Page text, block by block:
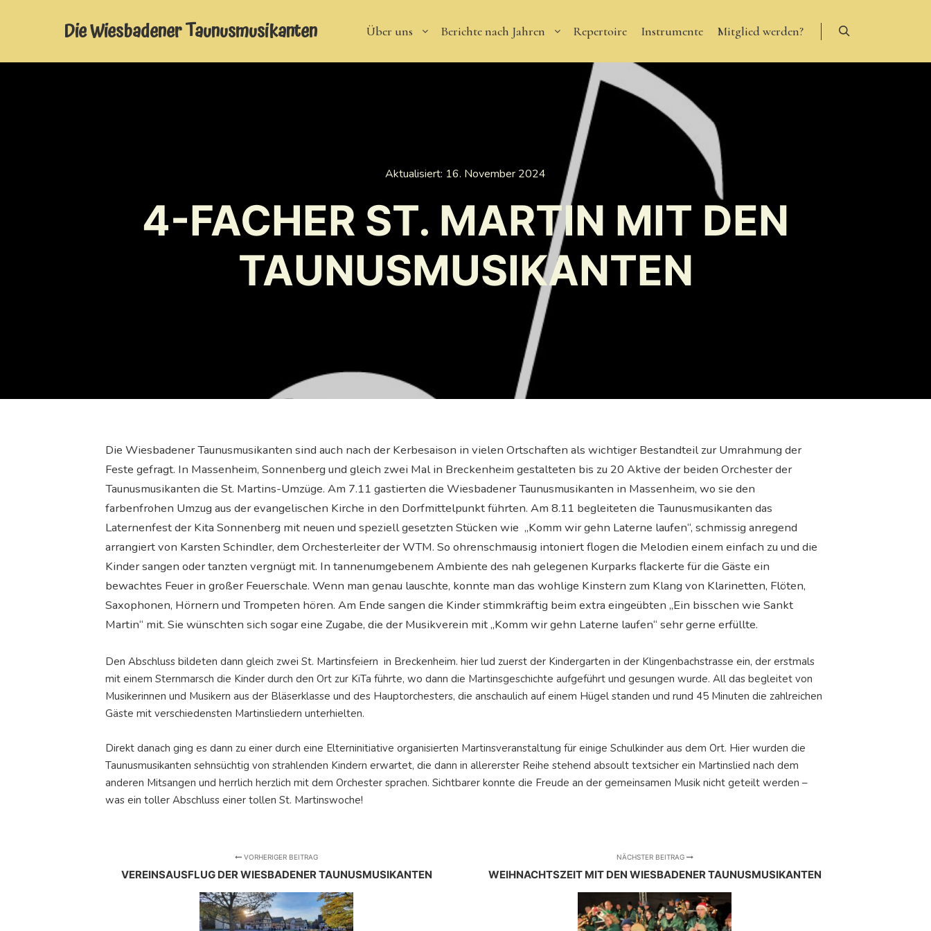
Die Wiesbadener Taunusmusikanten Über uns Berichte nach Jahren Repertoire Instrumente Mitglied werden?
Aktualisiert: 16. November 2024
4-FACHER ST. MARTIN MIT DEN
TAUNUSMUSIKANTEN
Die Wiesbadener Taunusmusikanten sind auch nach der Kerbesaison in vielen Ortschaften als wichtiger Bestandteil zur Umrahmung der
Feste gefragt. In Massenheim, Sonnenberg und gleich zwei Mal in Breckenheim gestalteten bis zu 20 Aktive der beiden Orchester der
Taunusmusikanten die St. Martins-Umzüge. Am 7.11 gastierten die Wiesbadener Taunusmusikanten in Massenheim, wo sie den
farbenfrohen Umzug aus der evangelischen Kirche in den Dorfmittelpunkt führten. Am 8.11 begleiteten die Taunusmusikanten das
Laternenfest der Kita Sonnenberg mit neuen und speziell gesetzten Stücken wie „Komm wir gehn Laterne laufen“, schmissig anregend
arrangiert von Karsten Schindler, dem Orchesterleiter der WTM. So ohrenschmausig intoniert flogen die Melodien einem einfach zu und die
Kinder sangen oder tanzten vergnügt mit. In tannenumgebenem Ambiente des nah gelegenen Kurparks flackerte für die Gäste ein
bewachtes Feuer in großer Feuerschale. Wenn man genau lauschte, konnte man das wohlige Kinstern zum Klang von Klarinetten, Flöten,
Saxophonen, Hörnern und Trompeten hören. Am Ende sangen die Kinder stimmkräftig beim extra eingeübten „Ein bisschen wie Sankt
Martin“ mit. Sie wünschten sich sogar eine Zugabe, die der Musikverein mit „Komm wir gehn Laterne laufen“ sehr gerne erfüllte.
Den Abschluss bildeten dann gleich zwei St. Martinsfeiern in Breckenheim. hier lud zuerst der Kindergarten in der Klingenbachstrasse ein, der erstmals
mit einem Sternmarsch die Kinder durch den Ort zur KiTa führte, wo dann die Martinsgeschichte aufgeführt und gesungen wurde. All das begleitet von
Musikerinnen und Musikern aus der Bläserklasse und des Hauptorchesters, die anschaulich auf einem Hügel standen und rund 45 Minuten die zahlreichen
Gäste mit verschiedensten Martinsliedern unterhielten.
Direkt danach ging es dann zu einer durch eine Elterninitiative organisierten Martinsveranstaltung für einige Schulkinder aus dem Ort. Hier wurden die
Taunusmusikanten sehnsüchtig von strahlenden Kindern erwartet, die dann in allererster Reihe stehend absoult textsicher ein Martinslied nach dem
anderen Mitsangen und herrlich herzlich mit dem Orchester sprachen. Sichtbarer konnte die Freude an der gemeinsamen Musik nicht geteilt werden –
was ein toller Abschluss einer tollen St. Martinswoche!
VORHERIGER BEITRAG
VEREINSAUSFLUG DER WIESBADENER TAUNUSMUSIKANTEN
NÄCHSTER BEITRAG
WEIHNACHTSZEIT MIT DEN WIESBADENER TAUNUSMUSIKANTEN